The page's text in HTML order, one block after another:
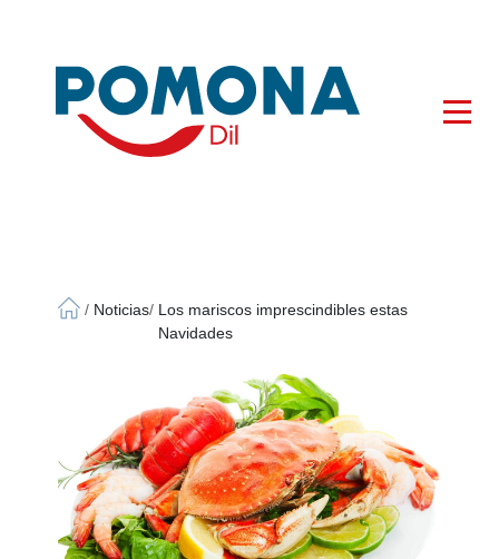
/ Noticias/ Los mariscos imprescindibles estas
Navidades